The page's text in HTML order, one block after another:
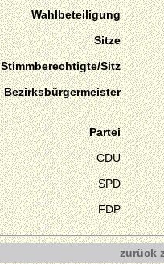
Wahlbeteiligung
Sitze
Stimmberechtigte/Sitz
Bezirksbürgermeister
Partei
CDU
SPD
FDP
zurück